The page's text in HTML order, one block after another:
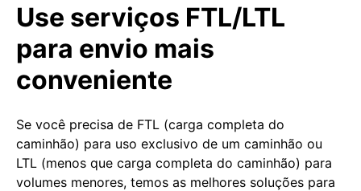
Use serviços FTL/LTL
para envio mais
conveniente
Se você precisa de FTL (carga completa do
caminhão) para uso exclusivo de um caminhão ou
LTL (menos que carga completa do caminhão) para
volumes menores, temos as melhores soluções para